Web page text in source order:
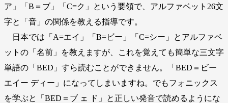
ア」「B＝ブ」「C=ク」という要領で、アルファベット26文
字と「音」の関係を教える指導です。
日本では「A=エイ」「B=ビー」「C=シー」とアルファベ
ットの「名前」を教えますが、これを覚えても簡単な三文字
単語の「BED」すら読むことができません。「BED＝ビー
エイー ディー」になってしまいますね。でもフォニックス
を学ぶと「BED＝ブ ェ ド」と正しい発音で読めるようにな